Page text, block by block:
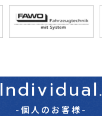
Individual.
-個人のお客様-